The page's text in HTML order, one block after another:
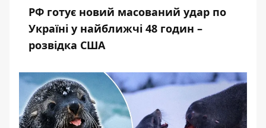
РФ готує новий масований удар по
Україні у найближчі 48 годин –
розвідка США